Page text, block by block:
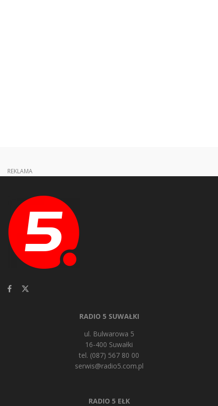
REKLAMA
RADIO 5 SUWAŁKI
ul. Bulwarowa 5
16-400 Suwałki
tel. (087) 567 80 00
serwis@radio5.com.pl
RADIO 5 EŁK